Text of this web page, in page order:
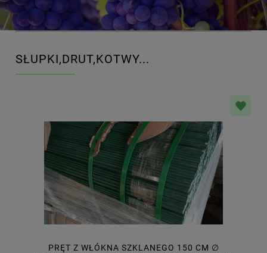
SŁUPKI,DRUT,KOTWY...
PRĘT Z WŁÓKNA SZKLANEGO 150 CM ∅